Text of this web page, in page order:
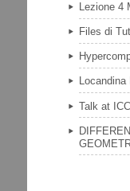
Lezione 4
Files di
Talk at